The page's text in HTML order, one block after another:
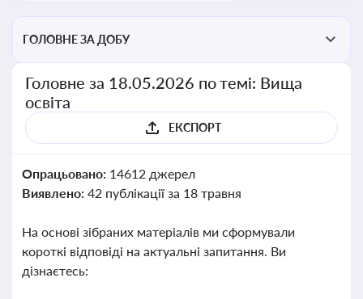
ГОЛОВНЕ ЗА ДОБУ
Головне за 18.05.2026 по темі: Вища
освіта
ЕКСПОРТ
Опрацьовано: 14612 джерел
Виявлено: 42 публікації за 18 травня
На основі зібраних матеріалів ми сформували
короткі відповіді на актуальні запитання. Ви
дізнаєтесь: